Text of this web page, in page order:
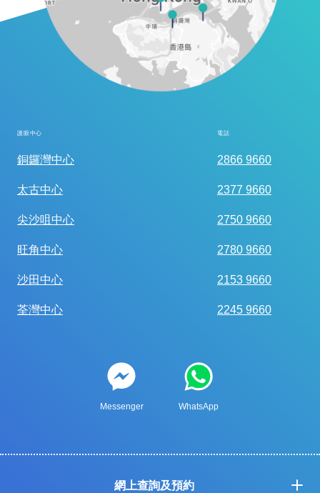
護眼中心 電話
銅鑼灣中心 2866 9660
太古中心 2377 9660
尖沙咀中心 2750 9660
旺角中心 2780 9660
沙田中心 2153 9660
荃灣中心 2245 9660
Messenger WhatsApp
網上查詢及預約